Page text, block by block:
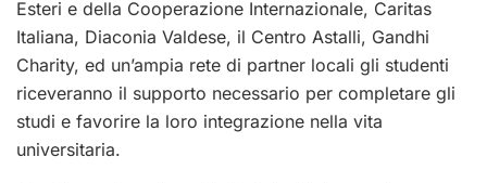
Esteri e della Cooperazione Internazionale, Caritas
Italiana, Diaconia Valdese, il Centro Astalli, Gandhi
Charity, ed un’ampia rete di partner locali gli studenti
riceveranno il supporto necessario per completare gli
studi e favorire la loro integrazione nella vita
universitaria.